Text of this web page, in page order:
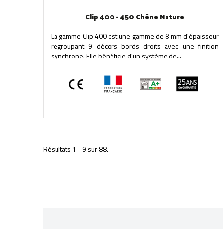
Clip 400 - 450 Chêne Nature
La gamme Clip 400 est une gamme de 8 mm d'épaisseur
regroupant 9 décors bords droits avec une finition
synchrone. Elle bénéficie d'un système de...
Résultats 1 - 9 sur 88.